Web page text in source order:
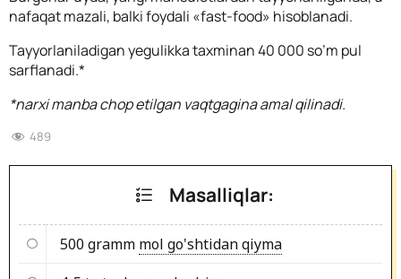
nafaqat mazali, balki foydali «fast-food» hisoblanadi.
Tayyorlaniladigan yegulikka taxminan 40 000 so’m pul
sarflanadi.*
*narxi manba chop etilgan vaqtgagina amal qilinadi.
489
Masalliqlar:
500 gramm mol go'shtidan qiyma